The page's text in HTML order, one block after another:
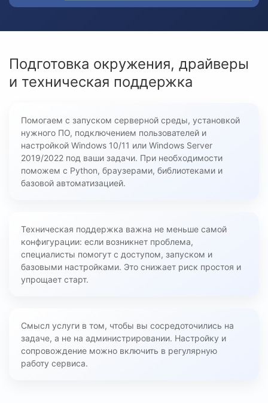
Подготовка окружения, драйверы
и техническая поддержка
Помогаем с запуском серверной среды, установкой
нужного ПО, подключением пользователей и
настройкой Windows 10/11 или Windows Server
2019/2022 под ваши задачи. При необходимости
поможем с Python, браузерами, библиотеками и
базовой автоматизацией.
Техническая поддержка важна не меньше самой
конфигурации: если возникнет проблема,
специалисты помогут с доступом, запуском и
базовыми настройками. Это снижает риск простоя и
упрощает старт.
Смысл услуги в том, чтобы вы сосредоточились на
задаче, а не на администрировании. Настройку и
сопровождение можно включить в регулярную
работу сервиса.